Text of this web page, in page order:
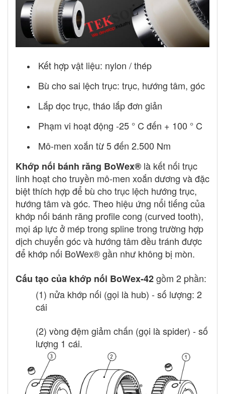
Kết hợp vật liệu: nylon / thép
Bù cho sai lệch trục: trục, hướng tâm, góc
Lắp dọc trục, tháo lắp đơn giản
Phạm vi hoạt động -25 ° C đến + 100 ° C
Mô-men xoắn từ 5 đến 2.500 Nm
Khớp nối bánh răng BoWex® là kết nối trục
linh hoạt cho truyền mô-men xoắn dương và đặc
biệt thích hợp để bù cho trục lệch hướng trục,
hướng tâm và góc. Theo hiệu ứng nổi tiếng của
khớp nối bánh răng profile cong (curved tooth),
mọi áp lực ở mép trong spline trong trường hợp
dịch chuyển góc và hướng tâm đều tránh được
để khớp nối BoWex® gần như không bị mòn.
Cấu tạo của khớp nối BoWex-42gồm 2 phần:
(1) nửa khớp nối (gọi là hub) - số lượng: 2
cái
(2) vòng đệm giảm chấn (gọi là spider) - số
lượng 1 cái.